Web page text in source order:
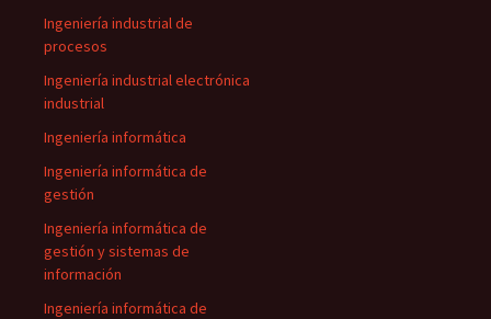
Ingeniería industrial de
procesos
Ingeniería industrial electrónica
industrial
Ingeniería informática
Ingeniería informática de
gestión
Ingeniería informática de
gestión y sistemas de
información
Ingeniería informática de